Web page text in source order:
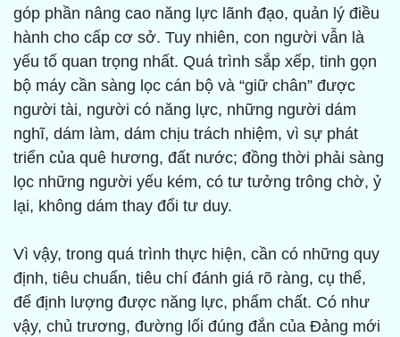
góp phần nâng cao năng lực lãnh đạo, quản lý điều
hành cho cấp cơ sở. Tuy nhiên, con người vẫn là
yếu tố quan trọng nhất. Quá trình sắp xếp, tinh gọn
bộ máy cần sàng lọc cán bộ và “giữ chân” được
người tài, người có năng lực, những người dám
nghĩ, dám làm, dám chịu trách nhiệm, vì sự phát
triển của quê hương, đất nước; đồng thời phải sàng
lọc những người yếu kém, có tư tưởng trông chờ, ỷ
lại, không dám thay đổi tư duy.
Vì vậy, trong quá trình thực hiện, cần có những quy
định, tiêu chuẩn, tiêu chí đánh giá rõ ràng, cụ thể,
để định lượng được năng lực, phẩm chất. Có như
vậy, chủ trương, đường lối đúng đắn của Đảng mới